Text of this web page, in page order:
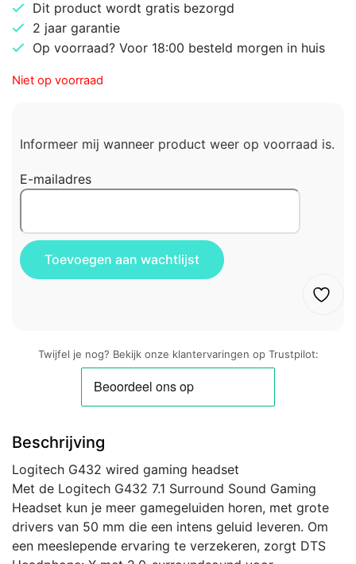
Dit product wordt gratis bezorgd
2 jaar garantie
Op voorraad? Voor 18:00 besteld morgen in huis
Niet op voorraad
Informeer mij wanneer product weer op voorraad is.
E-mailadres
Twijfel je nog? Bekijk onze klantervaringen op Trustpilot:
Beschrijving
Logitech G432 wired gaming headset
Met de Logitech G432 7.1 Surround Sound Gaming
Headset kun je meer gamegeluiden horen, met grote
drivers van 50 mm die een intens geluid leveren. Om
een meeslepende ervaring te verzekeren, zorgt DTS